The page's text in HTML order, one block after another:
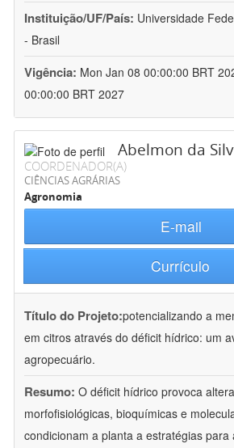
Instituição/UF/País: Universidade
- Brasil
Vigência: Mon Jan 08 00:00:00 BRT
00:00:00 BRT 2027
Abelmon da
COORDENADOR(A)
CIÊNCIAS AGRÁRIAS
Agronomia
E-mail
Currículo
Título do Projeto:potencializando a
em citros através do déficit hídrico: um
agropecuário.
Resumo: O déficit hídrico provoca
morfofisiológicas, bioquímicas e
condicionam a planta a estratégias para